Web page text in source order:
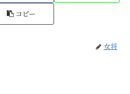
コピー
女将